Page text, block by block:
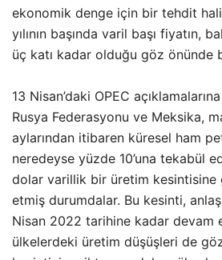
ekonomik denge için bir tehdit
yılının başında varil başı fiyatın,
üç katı kadar olduğu göz önünde
13 Nisan’daki OPEC
Rusya Federasyonu ve Meksika,
aylarından itibaren küresel ham
neredeyse yüzde 10’una tekabül
dolar varillik bir üretim kesintisine
etmiş durumdalar. Bu kesinti,
Nisan 2022 tarihine kadar devam
ülkelerdeki üretim düşüşleri de göz